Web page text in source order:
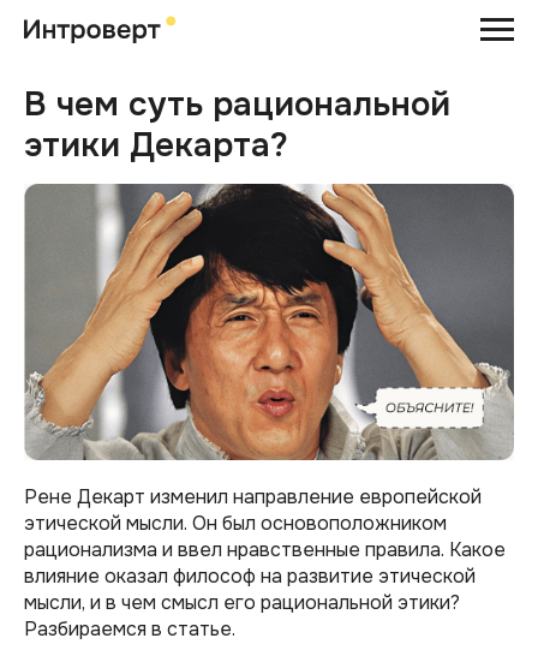
В чем суть рациональной
этики Декарта?
Рене Декарт изменил направление европейской
этической мысли. Он был основоположником
рационализма и ввел нравственные правила. Какое
влияние оказал философ на развитие этической
мысли, и в чем смысл его рациональной этики?
Разбираемся в статье.